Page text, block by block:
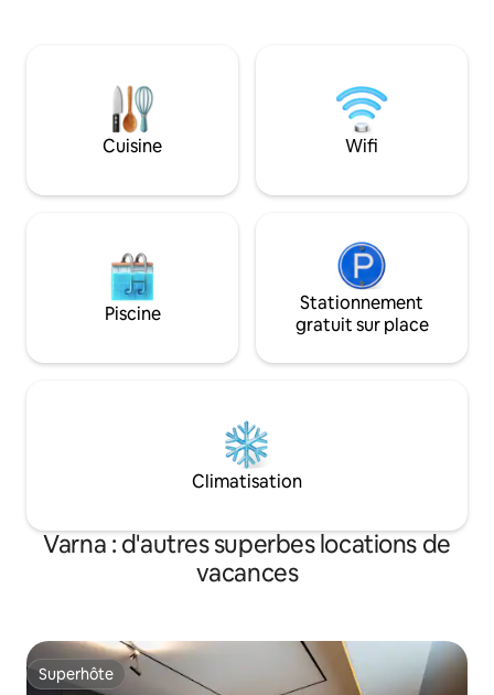
la climatisation, de la télévision par câble,
d'une connexion Wi-Fi rapide gratuite,
de serviettes propres et fraîches et de
linge de lit, d'articles de toilette. Lisez ci-
Climatisation,
et télévision
cuisine
de cuisson, un
ustensiles de
Cuisine Wifi
Piscine
Stationnement
gratuit sur place
Climatisation
Varna : d'autres superbes locations de
vacances
Superhôte
Superhôte